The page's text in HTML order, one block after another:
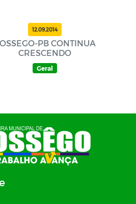
12.09.2014
PB CONTINUA
CRESCENDO
Geral